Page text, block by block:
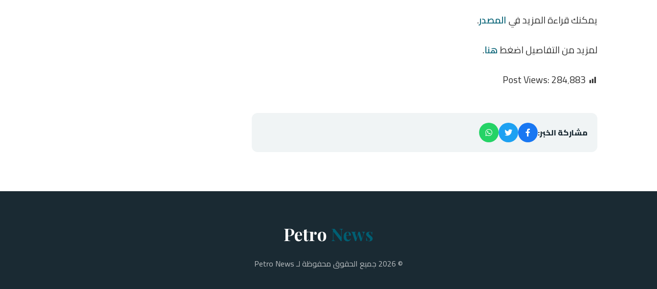
يمكنك قراءة المزيد فيالمصدر.
لمزيد من التفاصيل اضغطهنا.
Post Views:284٬883
مشاركة الخبر:
Petro News
© 2026 جميع الحقوق محفوظة لـ Petro News